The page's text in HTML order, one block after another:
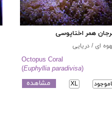
همر اختاپوسی
ای / دریایی
Octopus Coral
(Euphyllia paradivisa)
XL مشاهده